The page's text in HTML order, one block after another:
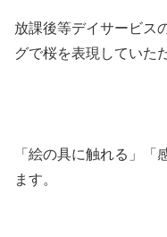
放課後等デイサービス
グで桜を表現していた
「絵の具に触れる」「
ます。